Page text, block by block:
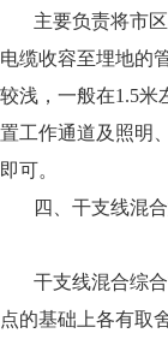
主要负责将市
电缆收容至埋地的
较浅，一般在1.5米
置工作通道及照明
即可。
四、干支线混
干支线混合综
点的基础上各有取